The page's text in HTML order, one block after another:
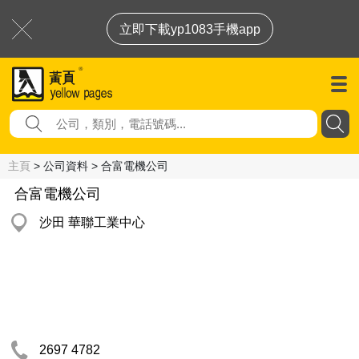
立即下載yp1083手機app
主頁 > 公司資料 > 合富電機公司
合富電機公司
沙田 華聯工業中心
2697 4782